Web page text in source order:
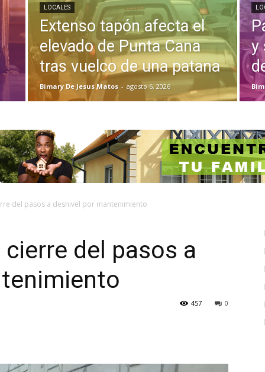
LOCALES
Extenso tapón afecta el
elevado de Punta Cana
tras vuelco de una patana
Bimary De Jesus Matos - agosto 6, 2026
y
del pasos a desnivel por mantenimiento
del pasos a
0
457